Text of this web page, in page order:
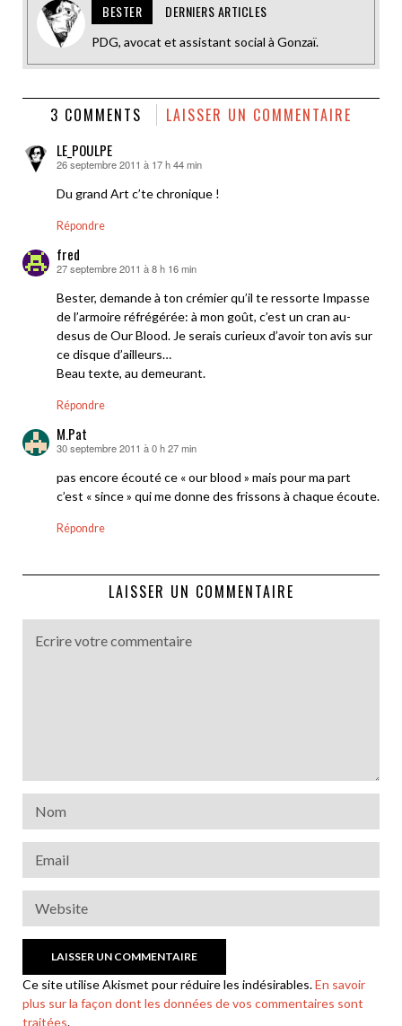
BESTER DERNIERS ARTICLES
PDG, avocat et assistant social à Gonzaï.
3 COMMENTS LAISSER UN COMMENTAIRE
LE_POULPE
dit :
26 septembre 2011 à 17 h 44 min
Du grand Art c’te chronique !
Répondre
fred
dit :
27 septembre 2011 à 8 h 16 min
Bester, demande à ton crémier qu’il te ressorte Impasse
de l’armoire réfrégérée: à mon goût, c’est un cran au-
desus de Our Blood. Je serais curieux d’avoir ton avis sur
ce disque d’ailleurs…
Beau texte, au demeurant.
Répondre
M.Pat
dit :
30 septembre 2011 à 0 h 27 min
pas encore écouté ce « our blood » mais pour ma part
c’est « since » qui me donne des frissons à chaque écoute.
Répondre
LAISSER UN COMMENTAIRE
Ce site utilise Akismet pour réduire les indésirables.En savoir
plus sur la façon dont les données de vos commentaires sont
traitées.